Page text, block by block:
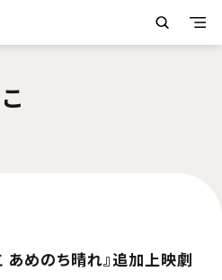
あめのち晴れ』追加上映劇